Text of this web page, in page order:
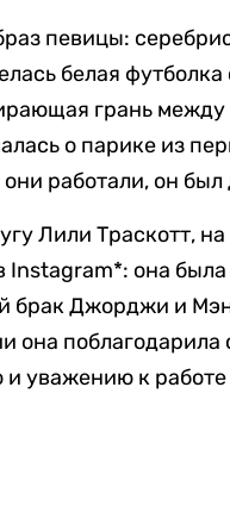
певицы:
белая
грань
о парике из
работали, он
Лили Траскотт,
Instagram*: она была
брак Джорджи и
поблагодарила
уважению к